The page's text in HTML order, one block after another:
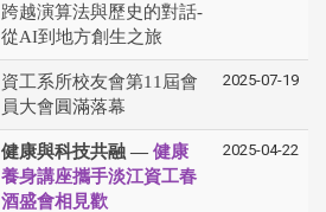
跨越演算法與歷史的對話-
從AI到地方創生之旅
資工系所校友會第11屆會
員大會圓滿落幕
2025-07-19
健康與科技共融 — 健康
養身講座攜手淡江資工春
酒盛會相見歡
2025-04-22